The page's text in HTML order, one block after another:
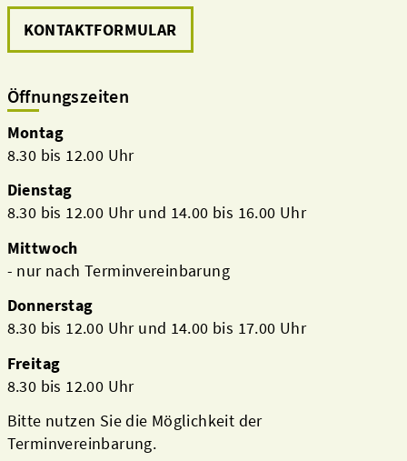
KONTAKTFORMULAR
Öffnungszeiten
Montag
8.30 bis 12.00 Uhr
Dienstag
8.30 bis 12.00 Uhr und 14.00 bis 16.00 Uhr
Mittwoch
- nur nach Terminvereinbarung
Donnerstag
8.30 bis 12.00 Uhr und 14.00 bis 17.00 Uhr
Freitag
8.30 bis 12.00 Uhr
Bitte nutzen Sie die Möglichkeit der
Terminvereinbarung.